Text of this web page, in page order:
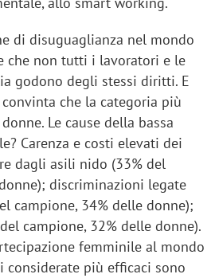
di disuguaglianza nel mondo
che non tutti i lavoratori e le
godono degli stessi diritti. E
che la categoria più
Le cause della bassa
Carenza e costi elevati dei
dagli asili nido (33% del
discriminazioni legate
campione, 34% delle donne);
campione, 32% delle donne).
femminile al mondo
più efficaci sono